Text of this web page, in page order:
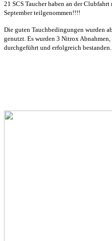
21 SCS Taucher haben an der
September teilgenommen!!!!
Die guten Tauchbedingungen wurden
genutzt. Es wurden 3 Nitrox
durchgeführt und erfolgreich bestanden.